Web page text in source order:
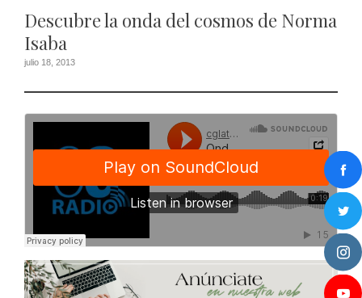
Descubre la onda del cosmos de Norma
Isaba
julio 18, 2013